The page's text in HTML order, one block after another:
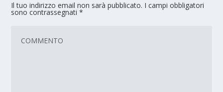
Il tuo indirizzo email non sarà pubblicato. I campi obbligatori
sono contrassegnati*